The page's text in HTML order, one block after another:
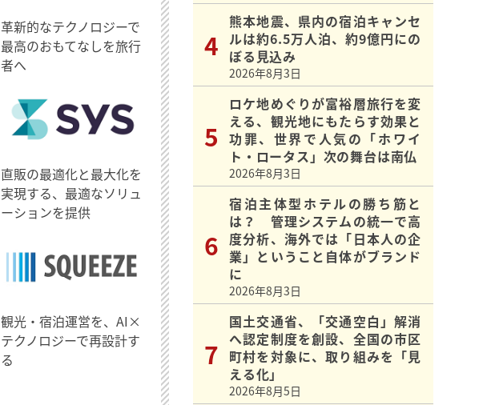
革新的なテクノロジーで
最高のおもてなしを旅行
者へ
直販の最適化と最大化を
実現する、最適なソリュ
ーションを提供
観光・宿泊運営を、AI×
テクノロジーで再設計す
る
熊本地震、県内の宿泊キャンセ
ルは約6.5万人泊、約9億円にの
ぼる見込み
2026年8月3日
ロケ地めぐりが富裕層旅行を変
える、観光地にもたらす効果と
功罪、世界で人気の「ホワイ
ト・ロータス」次の舞台は南仏
2026年8月3日
宿泊主体型ホテルの勝ち筋と
は？ 管理システムの統一で高
度分析、海外では「日本人の企
業」ということ自体がブランド
に
2026年8月3日
国土交通省、「交通空白」解消
へ認定制度を創設、全国の市区
町村を対象に、取り組みを「見
える化」
2026年8月5日